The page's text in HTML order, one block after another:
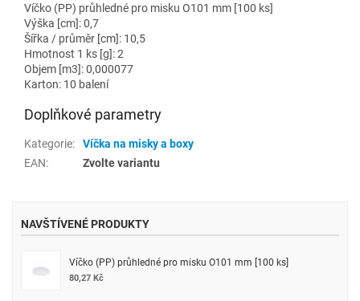
Víčko (PP) průhledné pro misku O101 mm [100 ks]
Výška [cm]: 0,7
Šířka / průměr [cm]: 10,5
Hmotnost 1 ks [g]: 2
Objem [m3]: 0,000077
Karton: 10 balení
Doplňkové parametry
Kategorie:
Víčka na misky a boxy
EAN: Zvolte variantu
NAVŠTÍVENÉ PRODUKTY
Víčko (PP) průhledné pro misku O101 mm [100 ks]
80,27 Kč